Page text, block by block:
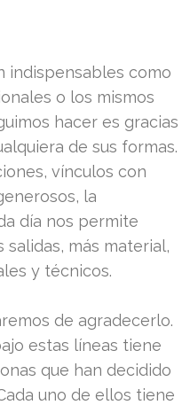
indispensables como
o los mismos
hacer es gracias
de sus formas.
vínculos con
la
día nos permite
salidas, más material,
y técnicos.
de agradecerlo.
estas líneas tiene
que han decidido
uno de ellos tiene